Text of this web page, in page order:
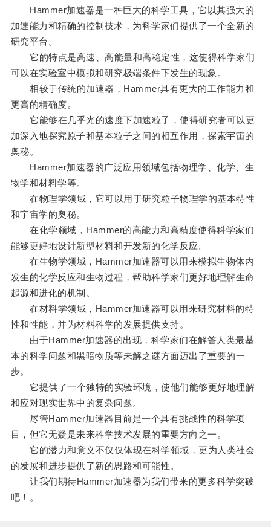
Hammer加速器是一种巨大的科学工具，它以其强大的
加速能力和精确的控制技术，为科学家们提供了一个全新的
研究平台。
它的特点是高速、高能量和高稳定性，这使得科学家们
可以在实验室中模拟和研究极端条件下发生的现象。
相较于传统的加速器，Hammer具有更大的工作能力和
更高的精确度。
它能够在几乎光的速度下加速粒子，使得研究者可以更
加深入地探究原子和基本粒子之间的相互作用，探索宇宙的
奥秘。
Hammer加速器的广泛应用领域包括物理学、化学、生
物学和材料学等。
在物理学领域，它可以用于研究粒子物理学的基本特性
和宇宙学的奥秘。
在化学领域，Hammer的高能力和高精度使得科学家们
能够更好地设计新型材料和开发新的化学反应。
在生物学领域，Hammer加速器可以用来模拟生物体内
发生的化学反应和生物过程，帮助科学家们更好地理解生命
起源和进化的机制。
在材料学领域，Hammer加速器可以用来研究材料的特
性和性能，并为材料科学的发展提供支持。
由于Hammer加速器的出现，科学家们在解答人类最基
本的科学问题和黑暗物质等未解之谜方面迈出了重要的一
步。
它提供了一个独特的实验环境，使他们能够更好地理解
和应对现实世界中的复杂问题。
尽管Hammer加速器目前是一个具有挑战性的科学项
目，但它无疑是未来科学技术发展的重要方向之一。
它的潜力和意义不仅仅体现在科学领域，更为人类社会
的发展和进步提供了新的思路和可能性。
让我们期待Hammer加速器为我们带来的更多科学突破
吧！。